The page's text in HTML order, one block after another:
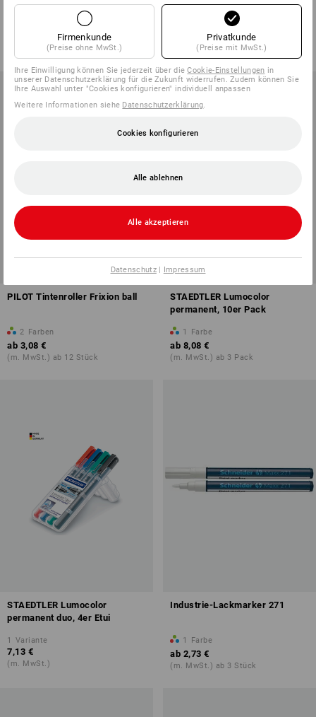
(m. MwSt.)
3,92 €
(m. MwSt.) ab 3 Etuis
PILOT Tintenroller Frixion ball
2 Farben
ab 3,08 €
(m. MwSt.) ab 12 Stück
STAEDTLER Lumocolor
permanent, 10er Pack
1 Farbe
ab 8,08 €
(m. MwSt.) ab 3 Pack
STAEDTLER Lumocolor
permanent duo, 4er Etui
1 Variante
7,13 €
(m. MwSt.)
Industrie-Lackmarker 271
1 Farbe
ab 2,73 €
(m. MwSt.) ab 3 Stück
Firmenkunde
(Preise ohne MwSt.)
Privatkunde
(Preise mit MwSt.)
Ihre Einwilligung können Sie jederzeit über dieCookie-Einstellungen in
unserer Datenschutzerklärung für die Zukunft widerrufen. Zudem können Sie
Ihre Auswahl unter "Cookies konfigurieren" individuell anpassen
Weitere Informationen siehe Datenschutzerklärung.
Cookies konfigurieren
Alle ablehnen
Alle akzeptieren
Datenschutz| Impressum